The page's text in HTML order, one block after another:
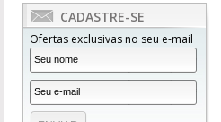
CADASTRE-SE
Ofertas exclusivas no seu e-mail